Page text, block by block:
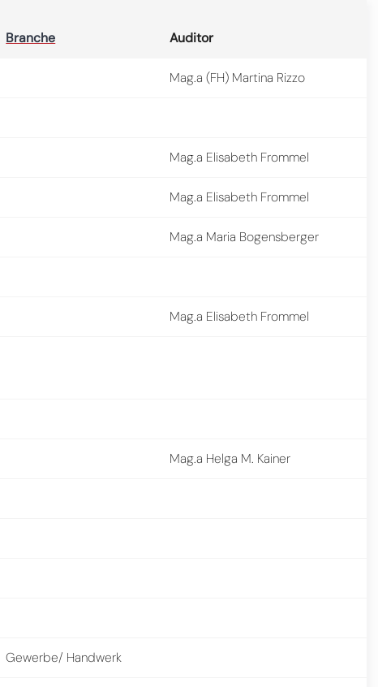
Branche
Auditor
Mag.a (FH) Martina Rizzo
Mag.a Elisabeth Frommel
Mag.a Elisabeth Frommel
Mag.a Maria Bogensberger
Mag.a Elisabeth Frommel
Mag.a Helga M. Kainer
Gewerbe/ Handwerk